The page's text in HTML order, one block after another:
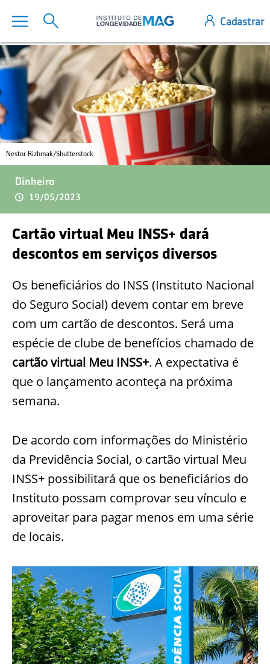
Nestor Rizhmak/Shutterstock
Dinheiro
19/05/2023
Cartão virtual Meu INSS+ dará
descontos em serviços diversos
Os beneficiários do INSS (Instituto Nacional
do Seguro Social) devem contar em breve
com um cartão de descontos. Será uma
espécie de clube de benefícios chamado de
cartão virtual Meu INSS+. A expectativa é
que o lançamento aconteça na próxima
semana.
De acordo com informações do Ministério
da Previdência Social, o cartão virtual Meu
INSS+ possibilitará que os beneficiários do
Instituto possam comprovar seu vínculo e
aproveitar para pagar menos em uma série
de locais.